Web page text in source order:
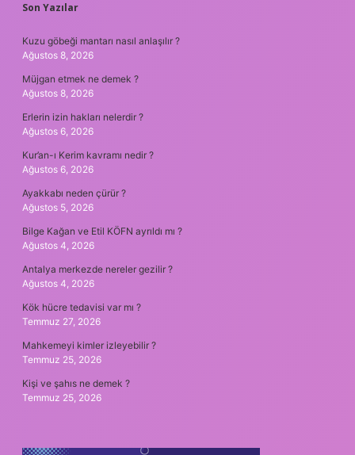
SIDEBAR
Son Yazılar
Kuzu göbeği mantarı nasıl anlaşılır ?
Ağustos 8, 2026
Müjgan etmek ne demek ?
Ağustos 8, 2026
Erlerin izin hakları nelerdir ?
Ağustos 6, 2026
Kur’an-ı Kerim kavramı nedir ?
Ağustos 6, 2026
Ayakkabı neden çürür ?
Ağustos 5, 2026
Bilge Kağan ve Etil KÖFN ayrıldı mı ?
Ağustos 4, 2026
Antalya merkezde nereler gezilir ?
Ağustos 4, 2026
Kök hücre tedavisi var mı ?
Temmuz 27, 2026
Mahkemeyi kimler izleyebilir ?
Temmuz 25, 2026
Kişi ve şahıs ne demek ?
Temmuz 25, 2026